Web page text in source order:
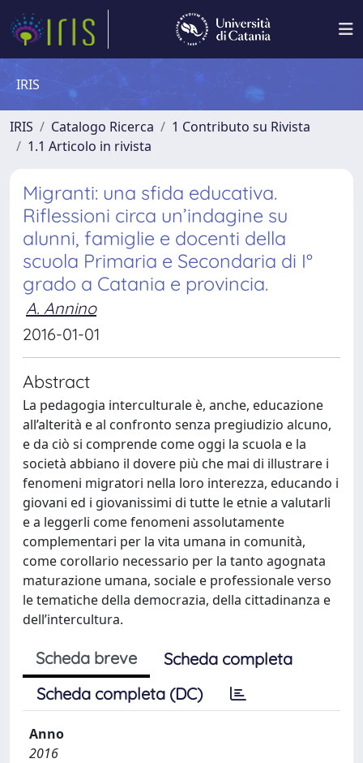
IRIS
IRIS Catalogo Ricerca
1 Contributo su Rivista
1.1 Articolo in rivista
Migranti: una sfida educativa.
Riflessioni circa un’indagine su
alunni, famiglie e docenti della
scuola Primaria e Secondaria di I°
grado a Catania e provincia.
A. Annino
2016-01-01
Abstract
La pedagogia interculturale è, anche, educazione
all’alterità e al confronto senza pregiudizio alcuno,
e da ciò si comprende come oggi la scuola e la
società abbiano il dovere più che mai di illustrare i
fenomeni migratori nella loro interezza, educando i
giovani ed i giovanissimi di tutte le etnie a valutarli
e a leggerli come fenomeni assolutamente
complementari per la vita umana in comunità,
come corollario necessario per la tanto agognata
maturazione umana, sociale e professionale verso
le tematiche della democrazia, della cittadinanza e
dell’intercultura.
Scheda breve
Scheda completa
Scheda completa (DC)
Anno
2016